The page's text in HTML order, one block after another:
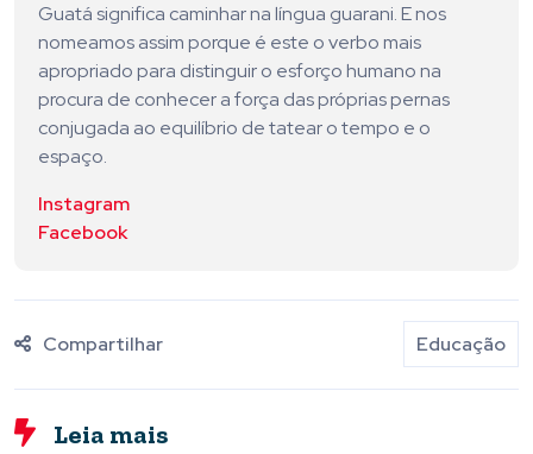
Guatá significa caminhar na língua guarani. E nos
nomeamos assim porque é este o verbo mais
apropriado para distinguir o esforço humano na
procura de conhecer a força das próprias pernas
conjugada ao equilíbrio de tatear o tempo e o
espaço.
Instagram
Facebook
Compartilhar Educação
Leia mais